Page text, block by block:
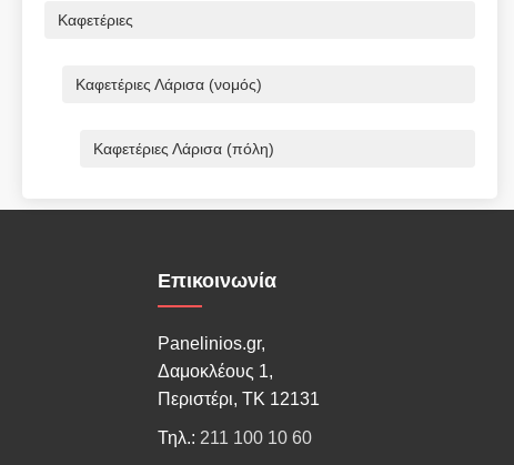
Καφετέριες
Καφετέριες Λάρισα (νομός)
Καφετέριες Λάρισα (πόλη)
Επικοινωνία
Panelinios.gr,
Δαμοκλέους 1,
Περιστέρι, ΤΚ 12131
Τηλ.: 211 100 10 60